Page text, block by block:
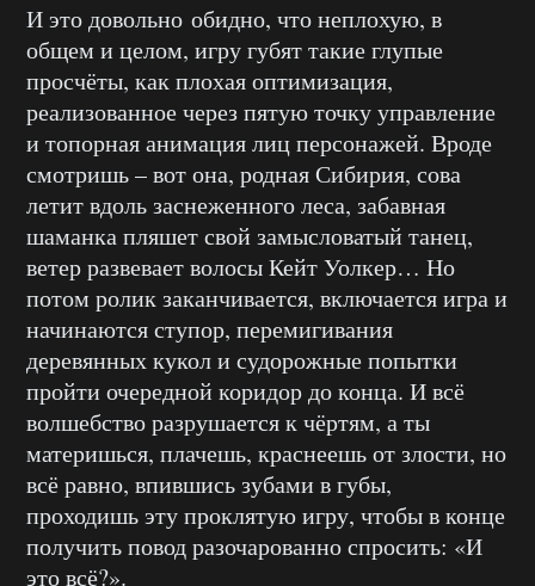
И это довольно обидно, что неплохую, в
общем и целом, игру губят такие глупые
просчёты, как плохая оптимизация,
реализованное через пятую точку управление
и топорная анимация лиц персонажей. Вроде
смотришь – вот она, родная Сибирия, сова
летит вдоль заснеженного леса, забавная
шаманка пляшет свой замысловатый танец,
ветер развевает волосы Кейт Уолкер… Но
потом ролик заканчивается, включается игра и
начинаются ступор, перемигивания
деревянных кукол и судорожные попытки
пройти очередной коридор до конца. И всё
волшебство разрушается к чёртям, а ты
материшься, плачешь, краснеешь от злости, но
всё равно, впившись зубами в губы,
проходишь эту проклятую игру, чтобы в конце
получить повод разочарованно спросить: «И
это всё?».